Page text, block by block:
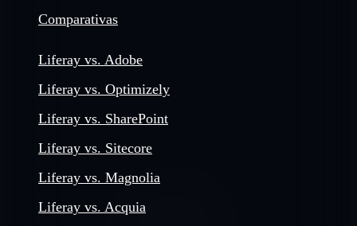
Comparativas
Liferay vs. Adobe
Liferay vs. Optimizely
Liferay vs. SharePoint
Liferay vs. Sitecore
Liferay vs. Magnolia
Liferay vs. Acquia